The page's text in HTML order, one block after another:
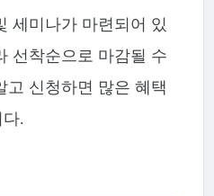
세미나가 마련되어 있
선착순으로 마감될 수
고 신청하면 많은 혜택
.